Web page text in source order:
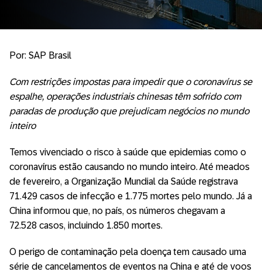
Por: SAP Brasil
Com restrições impostas para impedir que o coronavírus se
espalhe, operações industriais chinesas têm sofrido com
paradas de produção que prejudicam negócios no mundo
inteiro
Temos vivenciado o risco à saúde que epidemias como o
coronavírus estão causando no mundo inteiro. Até meados
de fevereiro, a Organização Mundial da Saúde registrava
71.429 casos de infecção e 1.775 mortes pelo mundo. Já a
China informou que, no país, os números chegavam a
72.528 casos, incluindo 1.850 mortes.
O perigo de contaminação pela doença tem causado uma
série de cancelamentos de eventos na China e até de voos